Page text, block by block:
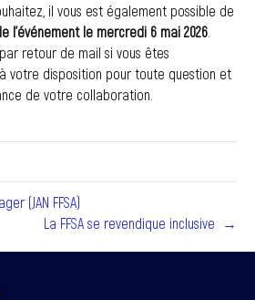
il vous est également possible de
l’événement le mercredi 6 mai 2026
retour de mail si vous êtes
votre disposition pour toute question et
de votre collaboration.
(JAN FFSA)
La FFSA se revendique inclusive →